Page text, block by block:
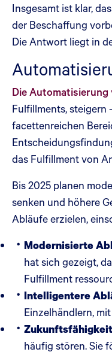
Insgesamt ist klar,
der Beschaffung
Die Antwort liegt in
Die
Fulfillments, steigern
facettenreichen
das Fulfillment von
Bis 2025 planen
senken und höhere
Abläufe erzielen,
Modernisierte
hat sich gezeigt,
Fulfillment
Intelligentere
Einzelhändlern,
häufig stören. Sie